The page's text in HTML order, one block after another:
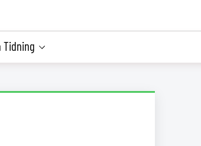
Tidning